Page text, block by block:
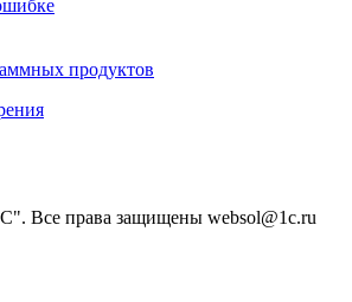
продуктов
Все права защищены websol@1c.ru